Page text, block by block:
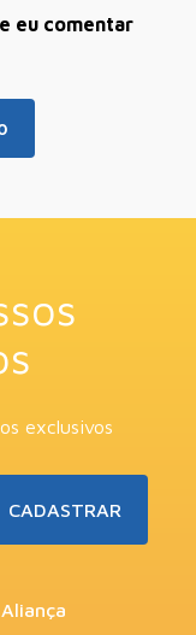
eu comentar
exclusivos